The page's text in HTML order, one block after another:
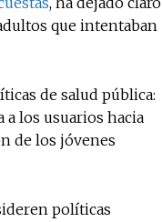
que intentaban
de salud pública:
los usuarios hacia
de los jóvenes
políticas